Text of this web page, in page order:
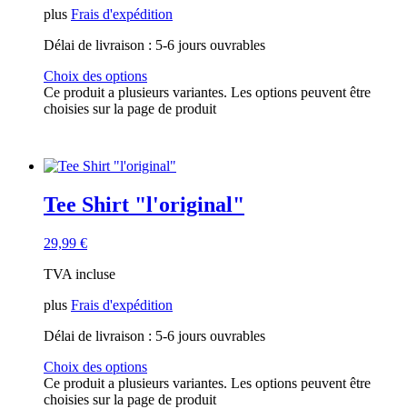
plus Frais d'expédition
Délai de livraison : 5-6 jours ouvrables
Choix des options
Ce produit a plusieurs variantes. Les options peuvent être
choisies sur la page de produit
Tee Shirt "l'original"
29,99 €
TVA incluse
plus Frais d'expédition
Délai de livraison : 5-6 jours ouvrables
Choix des options
Ce produit a plusieurs variantes. Les options peuvent être
choisies sur la page de produit